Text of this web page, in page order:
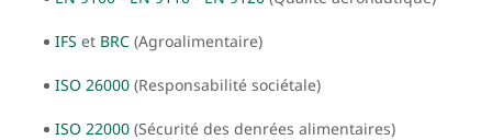
IFS et BRC (Agroalimentaire)
ISO 26000 (Responsabilité sociétale)
ISO 22000 (Sécurité des denrées alimentaires)